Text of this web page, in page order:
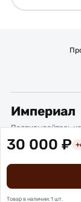
30 000 ₽
Товар в наличии: 1 шт.
Империал
Подписывайтесь
Вакансии
Политика
© 2016 – 2026 ИП